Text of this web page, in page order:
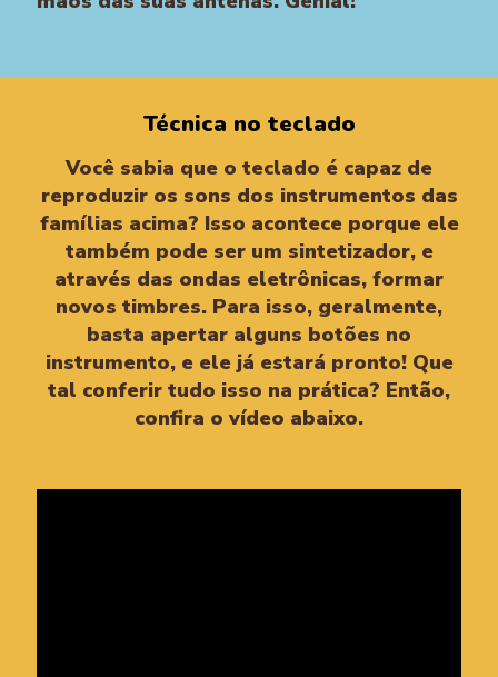
Técnica no teclado
Você sabia que o teclado é capaz de
reproduzir os sons dos instrumentos das
famílias acima? Isso acontece porque ele
também pode ser um sintetizador, e
através das ondas eletrônicas, formar
novos timbres. Para isso, geralmente,
basta apertar alguns botões no
instrumento, e ele já estará pronto! Que
tal conferir tudo isso na prática? Então,
confira o vídeo abaixo.